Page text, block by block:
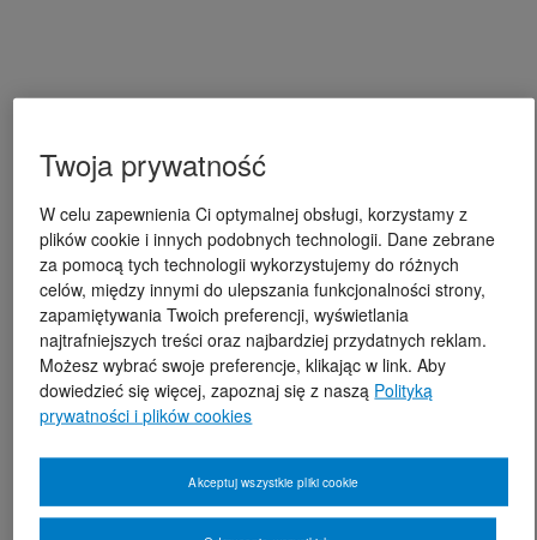
Twoja prywatność
W celu zapewnienia Ci optymalnej obsługi, korzystamy z
plików cookie i innych podobnych technologii. Dane zebrane
za pomocą tych technologii wykorzystujemy do różnych
celów, między innymi do ulepszania funkcjonalności strony,
zapamiętywania Twoich preferencji, wyświetlania
najtrafniejszych treści oraz najbardziej przydatnych reklam.
Możesz wybrać swoje preferencje, klikając w link. Aby
dowiedzieć się więcej, zapoznaj się z naszą Polityką
prywatności i plików cookies
Akceptuj wszystkie pliki cookie